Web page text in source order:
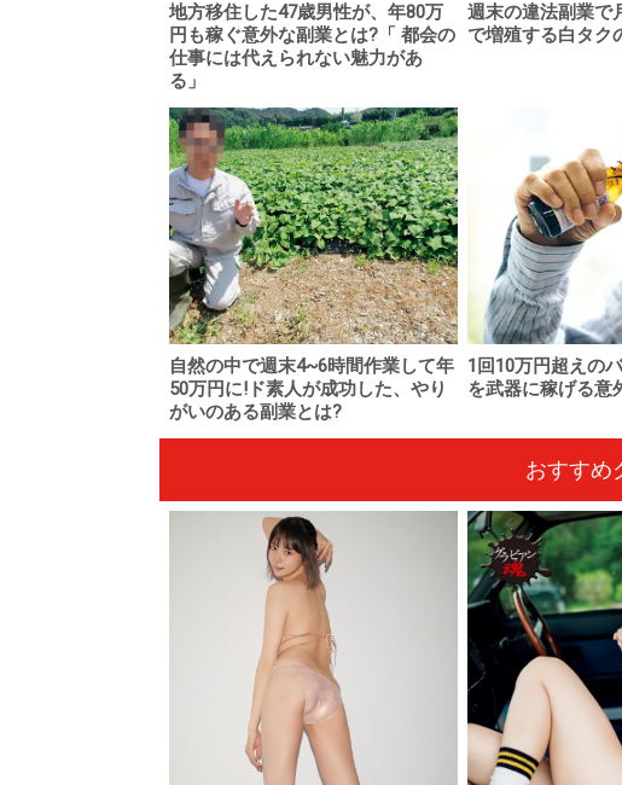
地方移住した47歳男性が、年80万
円も稼ぐ意外な副業とは?「 都会の
仕事には代えられない魅力があ
る」
週末の違法副業で
で増殖する白タク
自然の中で週末4~6時間作業して年
50万円に!ド素人が成功した、やり
がいのある副業とは?
1回10万円超えの
を武器に稼げる意
おすすめ